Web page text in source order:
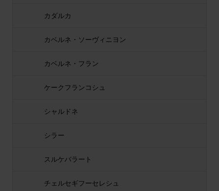
カダルカ
カベルネ・ソーヴィニヨン
カベルネ・フラン
ケークフランコシュ
シャルドネ
シラー
スルケバラート
チェルセギフーセレシュ